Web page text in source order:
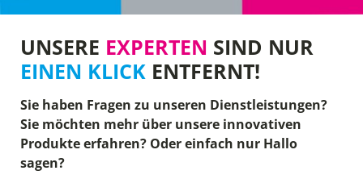
UNSERE EXPERTEN SIND NUR
EINEN KLICK ENTFERNT!
Sie haben Fragen zu unseren Dienstleistungen?
Sie möchten mehr über unsere innovativen
Produkte erfahren? Oder einfach nur Hallo
sagen?